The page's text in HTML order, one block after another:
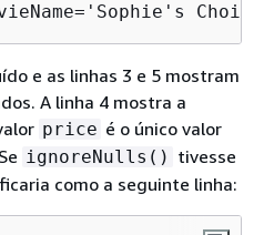
e as linhas 3 e 5 mostram
A linha 4 mostra a
price é o único valor
ignoreNulls() tivesse
como a seguinte linha: